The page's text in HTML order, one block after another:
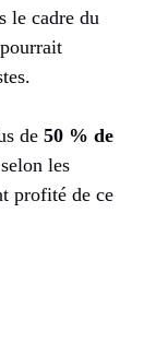
le cadre du
de 50 % de
les
profité de ce